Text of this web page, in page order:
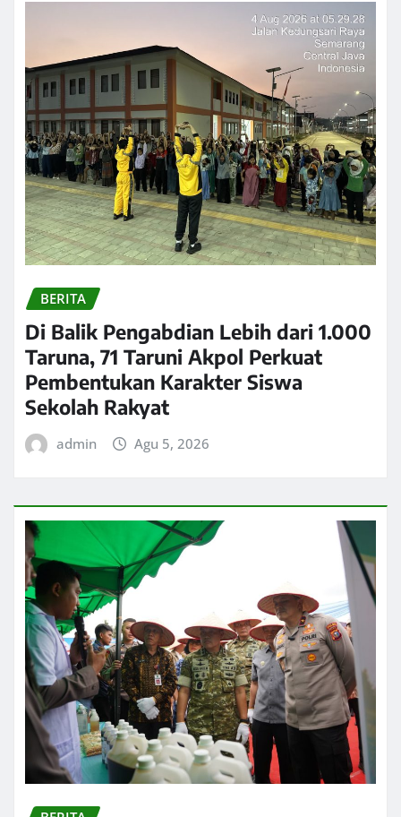
BERITA
Di Balik Pengabdian Lebih dari 1.000
Taruna, 71 Taruni Akpol Perkuat
Pembentukan Karakter Siswa
Sekolah Rakyat
admin Agu 5, 2026